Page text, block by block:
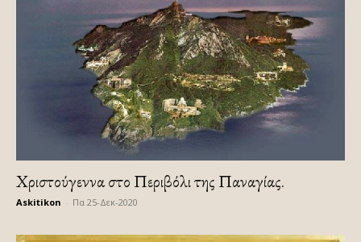
Χριστούγεννα στο Περιβόλι της Παναγίας.
Askitikon Πα 25-Δεκ-2020